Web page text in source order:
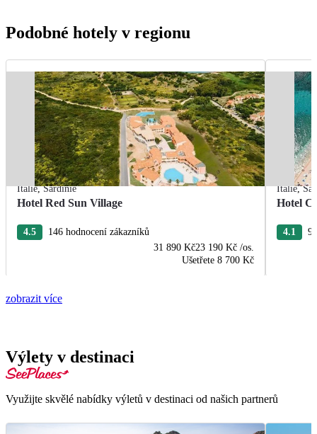
Podobné hotely v regionu
Itálie,Sardinie
Hotel Red Sun Village
4.5
146 hodnocení zákazníků
31 890 Kč23 190 Kč /os.
Ušetřete 8 700 Kč
Itálie,
Hotel
4.1
zobrazit více
Výlety v destinaci
Využijte skvělé nabídky výletů v destinaci od našich partnerů